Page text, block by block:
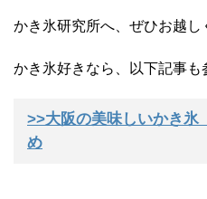
かき氷研究所へ、ぜひお越し
かき氷好きなら、以下記事も
>>大阪の美味しいかき氷
め